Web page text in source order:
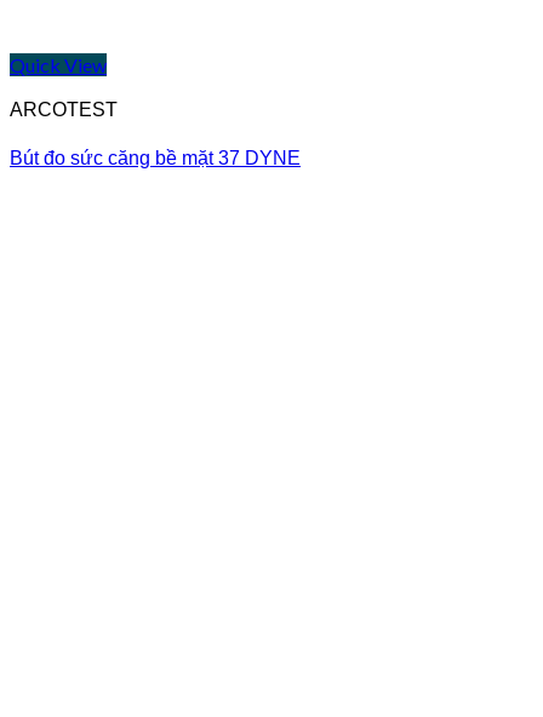
Quick View
ARCOTEST
Bút đo sức căng bề mặt 37 DYNE